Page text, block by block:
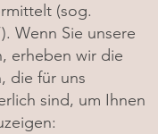
(sog.
Wenn Sie unsere
erheben wir die
die für uns
sind, um Ihnen